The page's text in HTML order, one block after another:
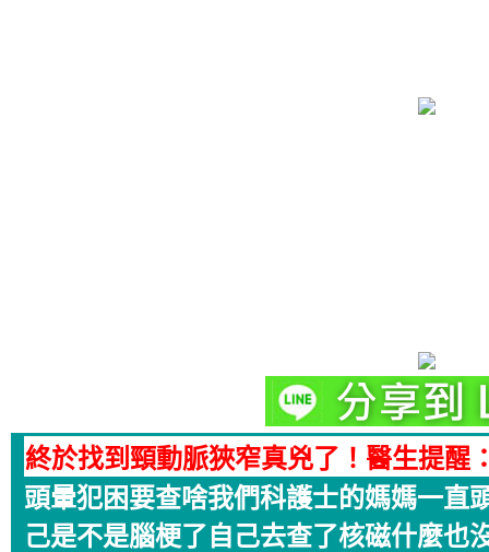
終於找到頸動脈狹窄真兇了！醫生提醒
頭暈犯困要查啥我們科護士的媽媽一直
己是不是腦梗了自己去查了核磁什麼也